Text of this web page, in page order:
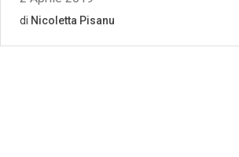
di Nicoletta Pisanu